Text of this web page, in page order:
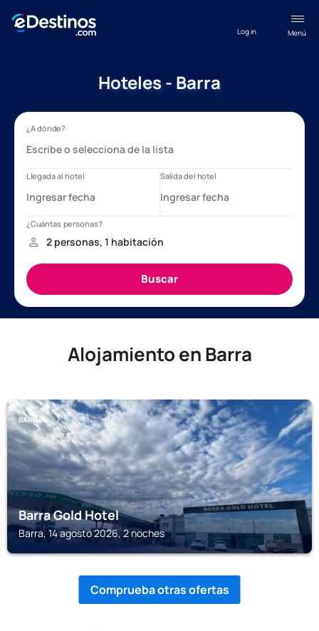
Menú
Log in
Hoteles - Barra
Alojamiento en Barra
BARRA
Barra Gold Hotel
Barra, 14 agosto 2026, 2 noches
Comprueba otras ofertas